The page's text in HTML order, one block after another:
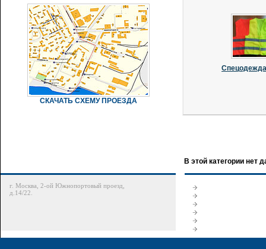
СКАЧАТЬ СХЕМУ ПРОЕЗДА
В этой категории нет
г. Москва, 2-ой Южнопортовый проезд,
д.14/22.